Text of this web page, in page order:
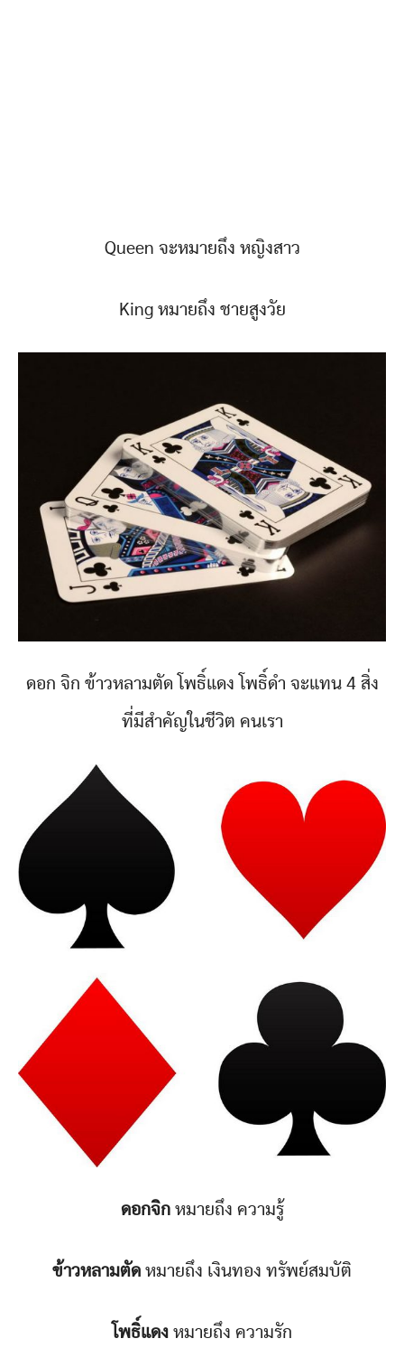
Queen จะหมายถึง หญิงสาว
King หมายถึง ชายสูงวัย
ดอก จิก ข้าวหลามตัด โพธิ์แดง โพธิ์ดำ จะแทน 4 สิ่ง
ที่มีสำคัญในชีวิต คนเรา
ดอกจิกหมายถึง ความรู้
ข้าวหลามตัด หมายถึง เงินทอง ทรัพย์สมบัติ
โพธิ์แดง หมายถึง ความรัก